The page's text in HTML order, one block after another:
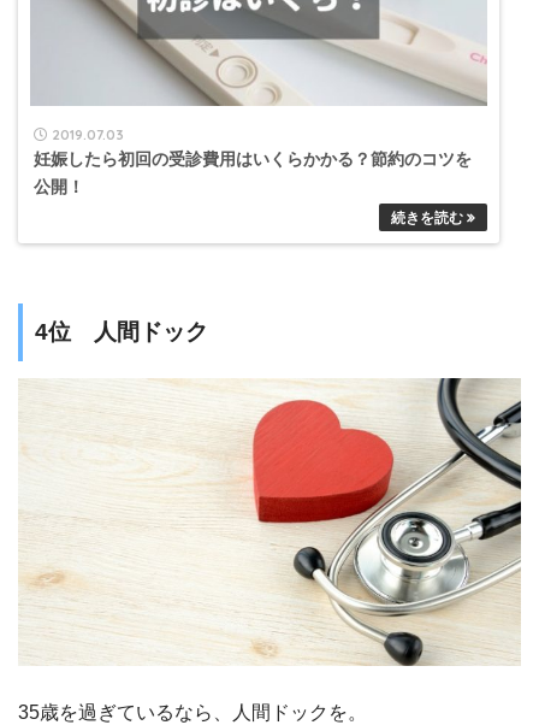
2019.07.03
妊娠したら初回の受診費用はいくらかかる？節約のコツを
公開！
4位 人間ドック
35歳を過ぎているなら、人間ドックを。